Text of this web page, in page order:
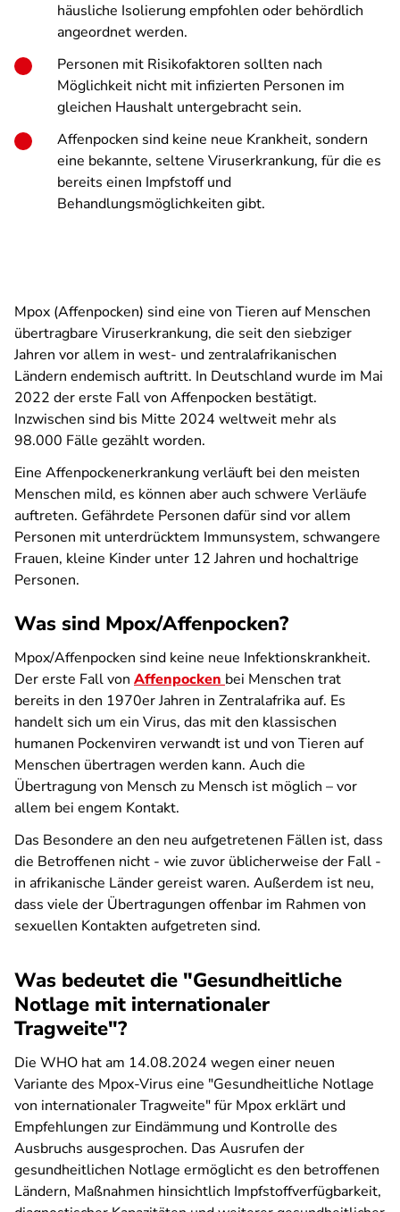
häusliche Isolierung empfohlen oder behördlich
angeordnet werden.
Personen mit Risikofaktoren sollten nach
Möglichkeit nicht mit infizierten Personen im
gleichen Haushalt untergebracht sein.
Affenpocken sind keine neue Krankheit, sondern
eine bekannte, seltene Viruserkrankung, für die es
bereits einen Impfstoff und
Behandlungsmöglichkeiten gibt.
Mpox (Affenpocken) sind eine von Tieren auf Menschen
übertragbare Viruserkrankung, die seit den siebziger
Jahren vor allem in west- und zentralafrikanischen
Ländern endemisch auftritt. In Deutschland wurde im Mai
2022 der erste Fall von Affenpocken bestätigt.
Inzwischen sind bis Mitte 2024 weltweit mehr als
98.000 Fälle gezählt worden.
Eine Affenpockenerkrankung verläuft bei den meisten
Menschen mild, es können aber auch schwere Verläufe
auftreten. Gefährdete Personen dafür sind vor allem
Personen mit unterdrücktem Immunsystem, schwangere
Frauen, kleine Kinder unter 12 Jahren und hochaltrige
Personen.
Was sind Mpox/Affenpocken?
Mpox/Affenpocken sind keine neue Infektionskrankheit.
Der erste Fall von Affenpocken bei Menschen trat
bereits in den 1970er Jahren in Zentralafrika auf. Es
handelt sich um ein Virus, das mit den klassischen
humanen Pockenviren verwandt ist und von Tieren auf
Menschen übertragen werden kann. Auch die
Übertragung von Mensch zu Mensch ist möglich – vor
allem bei engem Kontakt.
Das Besondere an den neu aufgetretenen Fällen ist, dass
die Betroffenen nicht - wie zuvor üblicherweise der Fall -
in afrikanische Länder gereist waren. Außerdem ist neu,
dass viele der Übertragungen offenbar im Rahmen von
sexuellen Kontakten aufgetreten sind.
Was bedeutet die "Gesundheitliche
Notlage mit internationaler
Tragweite"?
Die WHO hat am 14.08.2024 wegen einer neuen
Variante des Mpox-Virus eine "Gesundheitliche Notlage
von internationaler Tragweite" für Mpox erklärt und
Empfehlungen zur Eindämmung und Kontrolle des
Ausbruchs ausgesprochen. Das Ausrufen der
gesundheitlichen Notlage ermöglicht es den betroffenen
Ländern, Maßnahmen hinsichtlich Impfstoffverfügbarkeit,